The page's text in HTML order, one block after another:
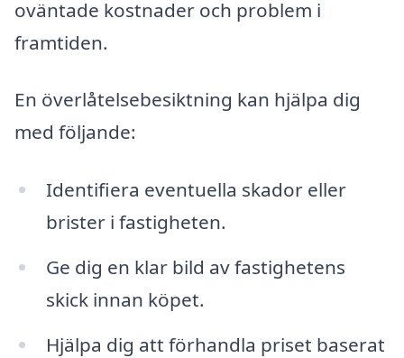
oväntade kostnader och problem i
framtiden.
En överlåtelsebesiktning kan hjälpa dig
med följande:
Identifiera eventuella skador eller
brister i fastigheten.
Ge dig en klar bild av fastighetens
skick innan köpet.
Hjälpa dig att förhandla priset baserat